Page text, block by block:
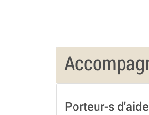
Porteur-s d'aide